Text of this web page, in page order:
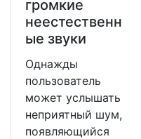
громкие
неестественн
ые звуки
Однажды
пользователь
может услышать
неприятный шум,
появляющийся